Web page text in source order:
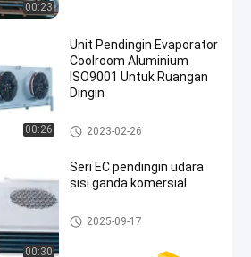
00:23
00:26
Unit Pendingin Evaporator
Coolroom Aluminium
ISO9001 Untuk Ruangan
Dingin
evaporator ruang pendingin
2023-02-26
00:30
Seri EC pendingin udara
sisi ganda komersial
Pendingin Udara Ruangan Din
gin
2025-09-17